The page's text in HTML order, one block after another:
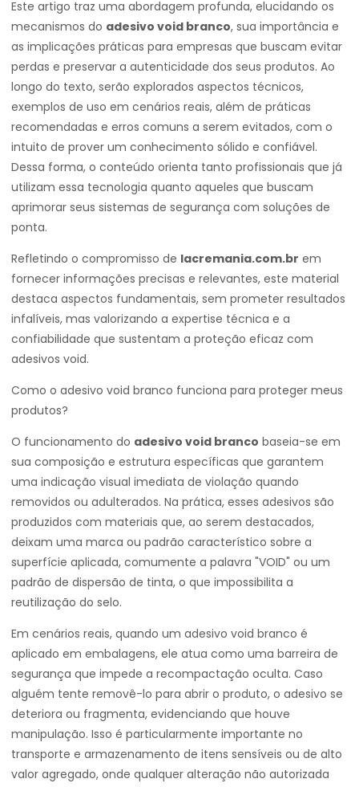
Este artigo traz uma abordagem profunda, elucidando os
mecanismos do adesivo void branco, sua importância e
as implicações práticas para empresas que buscam evitar
perdas e preservar a autenticidade dos seus produtos. Ao
longo do texto, serão explorados aspectos técnicos,
exemplos de uso em cenários reais, além de práticas
recomendadas e erros comuns a serem evitados, com o
intuito de prover um conhecimento sólido e confiável.
Dessa forma, o conteúdo orienta tanto profissionais que já
utilizam essa tecnologia quanto aqueles que buscam
aprimorar seus sistemas de segurança com soluções de
ponta.
Refletindo o compromisso de lacremania.com.br em
fornecer informações precisas e relevantes, este material
destaca aspectos fundamentais, sem prometer resultados
infalíveis, mas valorizando a expertise técnica e a
confiabilidade que sustentam a proteção eficaz com
adesivos void.
Como o adesivo void branco funciona para proteger meus
produtos?
O funcionamento do adesivo void branco baseia-se em
sua composição e estrutura específicas que garantem
uma indicação visual imediata de violação quando
removidos ou adulterados. Na prática, esses adesivos são
produzidos com materiais que, ao serem destacados,
deixam uma marca ou padrão característico sobre a
superfície aplicada, comumente a palavra "VOID" ou um
padrão de dispersão de tinta, o que impossibilita a
reutilização do selo.
Em cenários reais, quando um adesivo void branco é
aplicado em embalagens, ele atua como uma barreira de
segurança que impede a recompactação oculta. Caso
alguém tente removê-lo para abrir o produto, o adesivo se
deteriora ou fragmenta, evidenciando que houve
manipulação. Isso é particularmente importante no
transporte e armazenamento de itens sensíveis ou de alto
valor agregado, onde qualquer alteração não autorizada